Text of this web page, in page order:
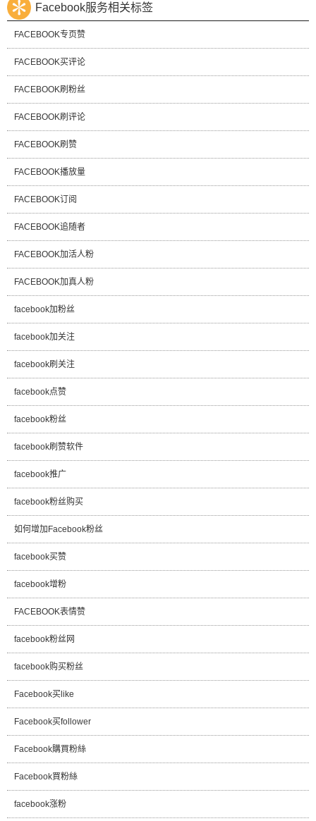
Facebook服务相关标签
FACEBOOK专页赞
FACEBOOK买评论
FACEBOOK刷粉丝
FACEBOOK刷评论
FACEBOOK刷赞
FACEBOOK播放量
FACEBOOK订阅
FACEBOOK追随者
FACEBOOK加活人粉
FACEBOOK加真人粉
facebook加粉丝
facebook加关注
facebook刷关注
facebook点赞
facebook粉丝
facebook刷赞软件
facebook推广
facebook粉丝购买
如何增加Facebook粉丝
facebook买赞
facebook增粉
FACEBOOK表情赞
facebook粉丝网
facebook购买粉丝
Facebook买like
Facebook买follower
Facebook購買粉絲
Facebook買粉絲
facebook涨粉